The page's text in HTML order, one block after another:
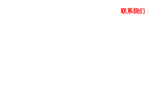
联系我们